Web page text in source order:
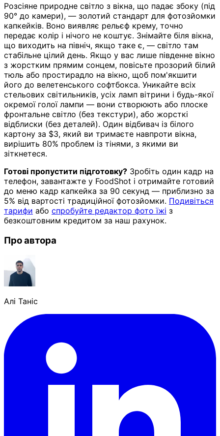
Розсіяне природне світло з вікна, що падає збоку (під
90° до камери), — золотий стандарт для фотозйомки
капкейків. Воно виявляє рельєф крему, точно
передає колір і нічого не коштує. Знімайте біля вікна,
що виходить на північ, якщо таке є, — світло там
стабільне цілий день. Якщо у вас лише південне вікно
з жорстким прямим сонцем, повісьте прозорий білий
тюль або простирадло на вікно, щоб пом'якшити
його до велетенського софтбокса. Уникайте всіх
стельових світильників, усіх ламп вітрини і будь-якої
окремої голої лампи — вони створюють або плоске
фронтальне світло (без текстури), або жорсткі
відблиски (без деталей). Один відбивач із білого
картону за $3, який ви тримаєте навпроти вікна,
вирішить 80% проблем із тінями, з якими ви
зіткнетеся.
Готові пропустити підготовку? Зробіть один кадр на
телефон, завантажте у FoodShot і отримайте готовий
до меню кадр капкейка за 90 секунд — приблизно за
5% від вартості традиційної фотозйомки. Подивіться
тарифи або спробуйте редактор фото їжі з
безкоштовним кредитом за наш рахунок.
Про автора
Алі Таніс